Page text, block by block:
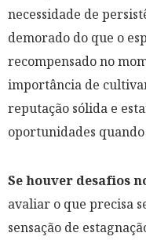
necessidade de
demorado do que o
recompensado no
importância de
reputação sólida e
oportunidades
Se houver desafios
avaliar o que precisa
sensação de